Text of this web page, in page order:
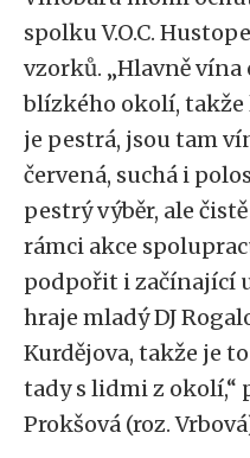
spolku V.O.C.
vzorků. „Hlavně
blízkého okolí,
je pestrá, jsou tam
červená, suchá i
pestrý výběr, ale
rámci akce
podpořit i začínající
hraje mladý DJ
Kurdějova, takže je
tady s lidmi z okolí,“
Prokšová (roz.